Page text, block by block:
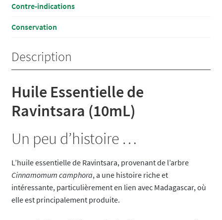
Contre-indications
Conservation
Description
Huile Essentielle de
Ravintsara (10mL)
Un peu d’histoire …
L’huile essentielle de Ravintsara, provenant de l’arbre
Cinnamomum camphora, a une histoire riche et
intéressante, particulièrement en lien avec Madagascar, où
elle est principalement produite.